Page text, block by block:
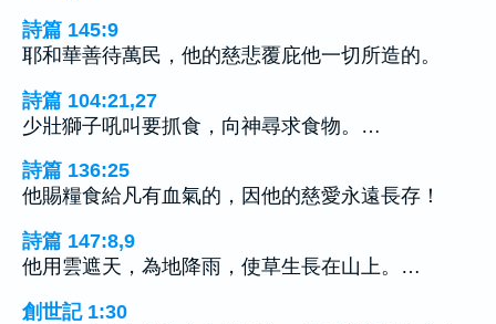
詩篇 145:9
耶和華善待萬民，他的慈悲覆庇他一切所造的。
詩篇 104:21,27
少壯獅子吼叫要抓食，向神尋求食物。…
詩篇 136:25
他賜糧食給凡有血氣的，因他的慈愛永遠長存！
詩篇 147:8,9
他用雲遮天，為地降雨，使草生長在山上。…
創世記 1:30